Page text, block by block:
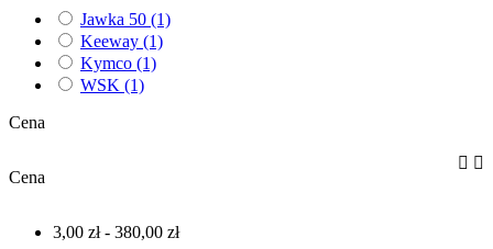
Jawka 50 (1)
Keeway (1)
Kymco (1)
WSK (1)
Cena
Cena
 
3,00 zł - 380,00 zł